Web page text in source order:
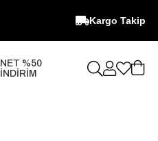
Kargo Takip
NET %50
İNDİRİM